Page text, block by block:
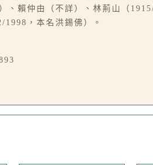
、賴仲由（不詳）、林荊山（
1998，本名洪錫佛）。